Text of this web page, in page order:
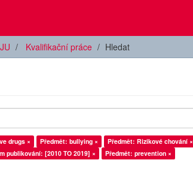
Kvalifikační práce Hledat
drugs × Předmět: bullying × Předmět: Rizikové chování ×
publikování: [2010 TO 2019] × Předmět: prevention ×